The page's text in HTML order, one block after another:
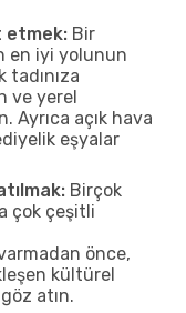
etmek: Bir
en iyi yolunun
ve yerel
Ayrıca açık hava
eşyalar
Birçok
çok çeşitli
önce,
kültürel
atın.